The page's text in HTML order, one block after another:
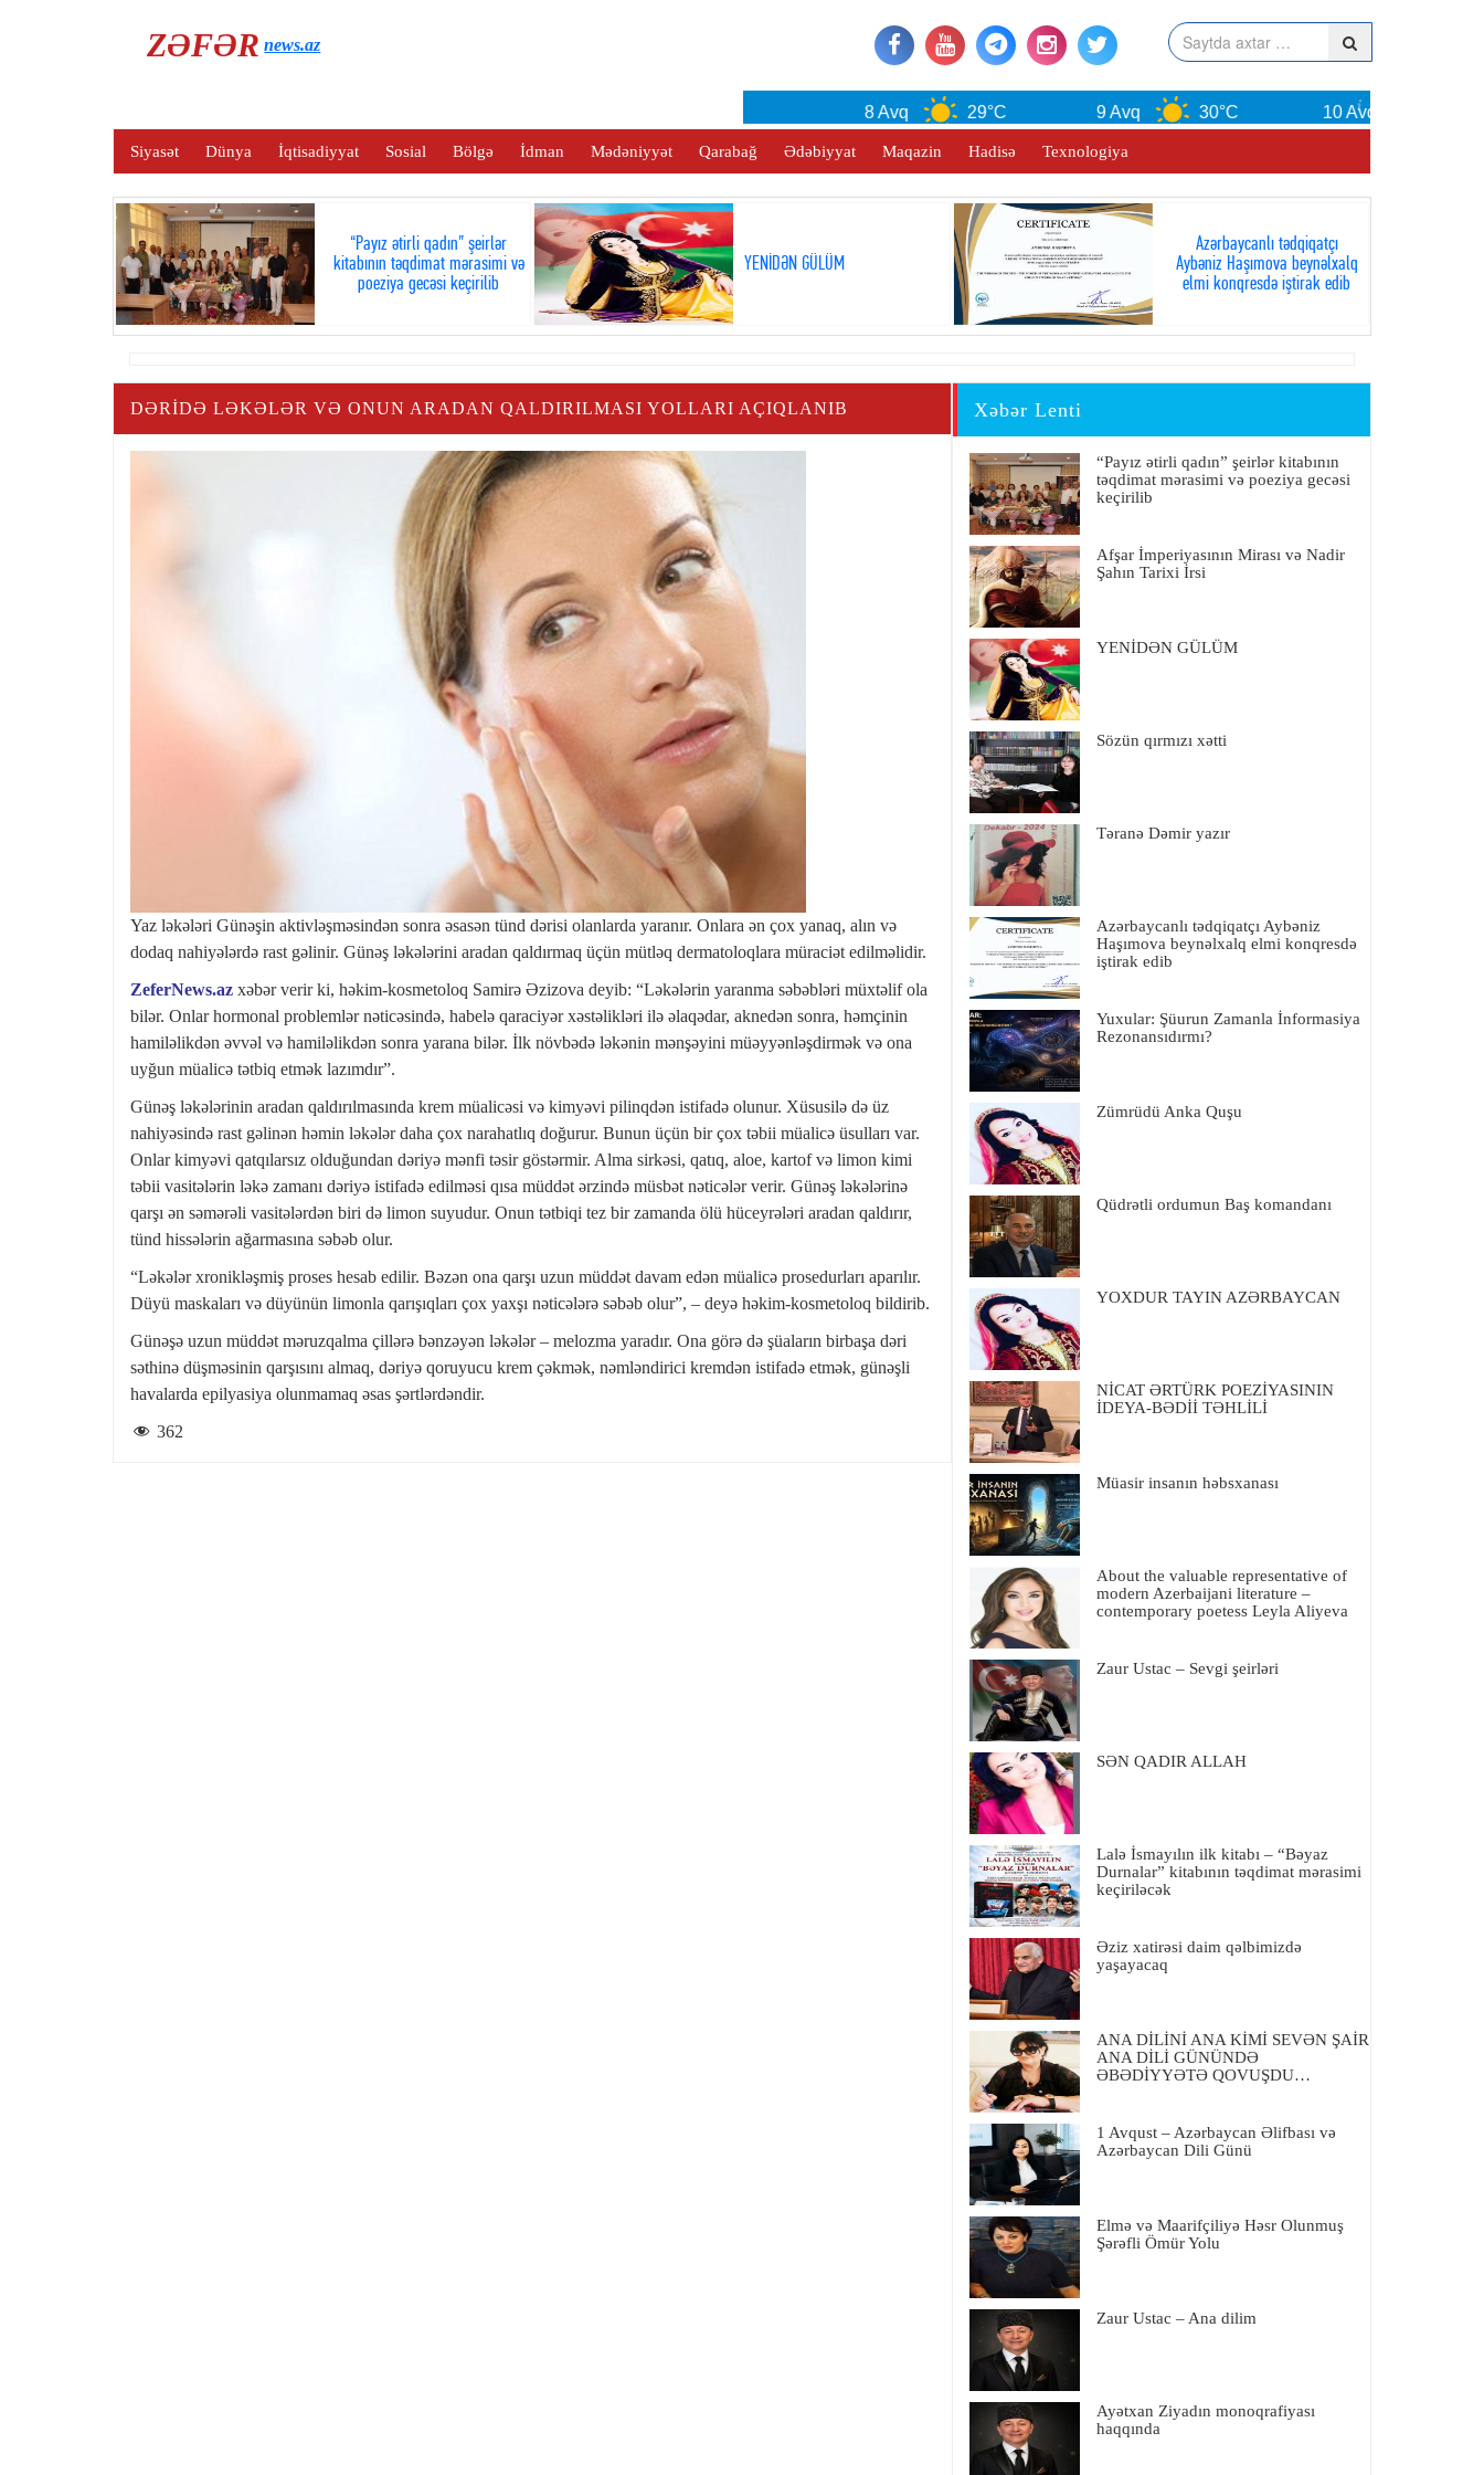
ZƏFƏRnews.az
8 Avq 29°C 9 Avq 30°C 10 Avq
Siyasət Dünya İqtisadiyyat Sosial Bölgə İdman Mədəniyyət Qarabağ Ədəbiyyat Maqazin Hadisə Texnologiya
“Payız ətirli qadın” şeirlər
kitabının təqdimat mərasimi və
poeziya gecəsi keçirilib
YENİDƏN GÜLÜM
Azərbaycanlı tədqiqatçı
Aybəniz Haşımova beynəlxalq
elmi konqresdə iştirak edib
DƏRIDƏ LƏKƏLƏR VƏ ONUN ARADAN QALDIRILMASI YOLLARI AÇIQLANIB
Yaz ləkələri Günəşin aktivləşməsindən sonra əsasən tünd dərisi olanlarda yaranır. Onlara ən çox yanaq, alın və
dodaq nahiyələrdə rast gəlinir. Günəş ləkələrini aradan qaldırmaq üçün mütləq dermatoloqlara müraciət edilməlidir.
ZeferNews.az xəbər verir ki, həkim-kosmetoloq Samirə Əzizova deyib: “Ləkələrin yaranma səbəbləri müxtəlif ola
bilər. Onlar hormonal problemlər nəticəsində, habelə qaraciyər xəstəlikləri ilə əlaqədar, aknedən sonra, həmçinin
hamiləlikdən əvvəl və hamiləlikdən sonra yarana bilər. İlk növbədə ləkənin mənşəyini müəyyənləşdirmək və ona
uyğun müalicə tətbiq etmək lazımdır”.
Günəş ləkələrinin aradan qaldırılmasında krem müalicəsi və kimyəvi pilinqdən istifadə olunur. Xüsusilə də üz
nahiyəsində rast gəlinən həmin ləkələr daha çox narahatlıq doğurur. Bunun üçün bir çox təbii müalicə üsulları var.
Onlar kimyəvi qatqılarsız olduğundan dəriyə mənfi təsir göstərmir. Alma sirkəsi, qatıq, aloe, kartof və limon kimi
təbii vasitələrin ləkə zamanı dəriyə istifadə edilməsi qısa müddət ərzində müsbət nəticələr verir. Günəş ləkələrinə
qarşı ən səmərəli vasitələrdən biri də limon suyudur. Onun tətbiqi tez bir zamanda ölü hüceyrələri aradan qaldırır,
tünd hissələrin ağarmasına səbəb olur.
“Ləkələr xronikləşmiş proses hesab edilir. Bəzən ona qarşı uzun müddət davam edən müalicə prosedurları aparılır.
Düyü maskaları və düyünün limonla qarışıqları çox yaxşı nəticələrə səbəb olur”, – deyə həkim-kosmetoloq bildirib.
Günəşə uzun müddət məruzqalma çillərə bənzəyən ləkələr – melozma yaradır. Ona görə də şüaların birbaşa dəri
səthinə düşməsinin qarşısını almaq, dəriyə qoruyucu krem çəkmək, nəmləndirici kremdən istifadə etmək, günəşli
havalarda epilyasiya olunmamaq əsas şərtlərdəndir.
362
Xəbər Lenti
“Payız ətirli qadın” şeirlər kitabının
təqdimat mərasimi və poeziya gecəsi
keçirilib
Afşar İmperiyasının Mirası və Nadir
Şahın Tarixi İrsi
YENİDƏN GÜLÜM
Sözün qırmızı xətti
Təranə Dəmir yazır
Azərbaycanlı tədqiqatçı Aybəniz
Haşımova beynəlxalq elmi konqresdə
iştirak edib
Yuxular: Şüurun Zamanla İnformasiya
Rezonansıdırmı?
Zümrüdü Anka Quşu
Qüdrətli ordumun Baş komandanı
YOXDUR TAYIN AZƏRBAYCAN
NİCAT ƏRTÜRK POEZİYASININ
İDEYA-BƏDİİ TƏHLİLİ
Müasir insanın həbsxanası
About the valuable representative of
modern Azerbaijani literature –
contemporary poetess Leyla Aliyeva
Zaur Ustac – Sevgi şeirləri
SƏN QADIR ALLAH
Lalə İsmayılın ilk kitabı – “Bəyaz
Durnalar” kitabının təqdimat mərasimi
keçiriləcək
Əziz xatirəsi daim qəlbimizdə
yaşayacaq
ANA DİLİNİ ANA KİMİ SEVƏN ŞAİR
ANA DİLİ GÜNÜNDƏ
ƏBƏDİYYƏTƏ QOVUŞDU…
1 Avqust – Azərbaycan Əlifbası və
Azərbaycan Dili Günü
Elmə və Maarifçiliyə Həsr Olunmuş
Şərəfli Ömür Yolu
Zaur Ustac – Ana dilim
Ayətxan Ziyadın monoqrafiyası
haqqında